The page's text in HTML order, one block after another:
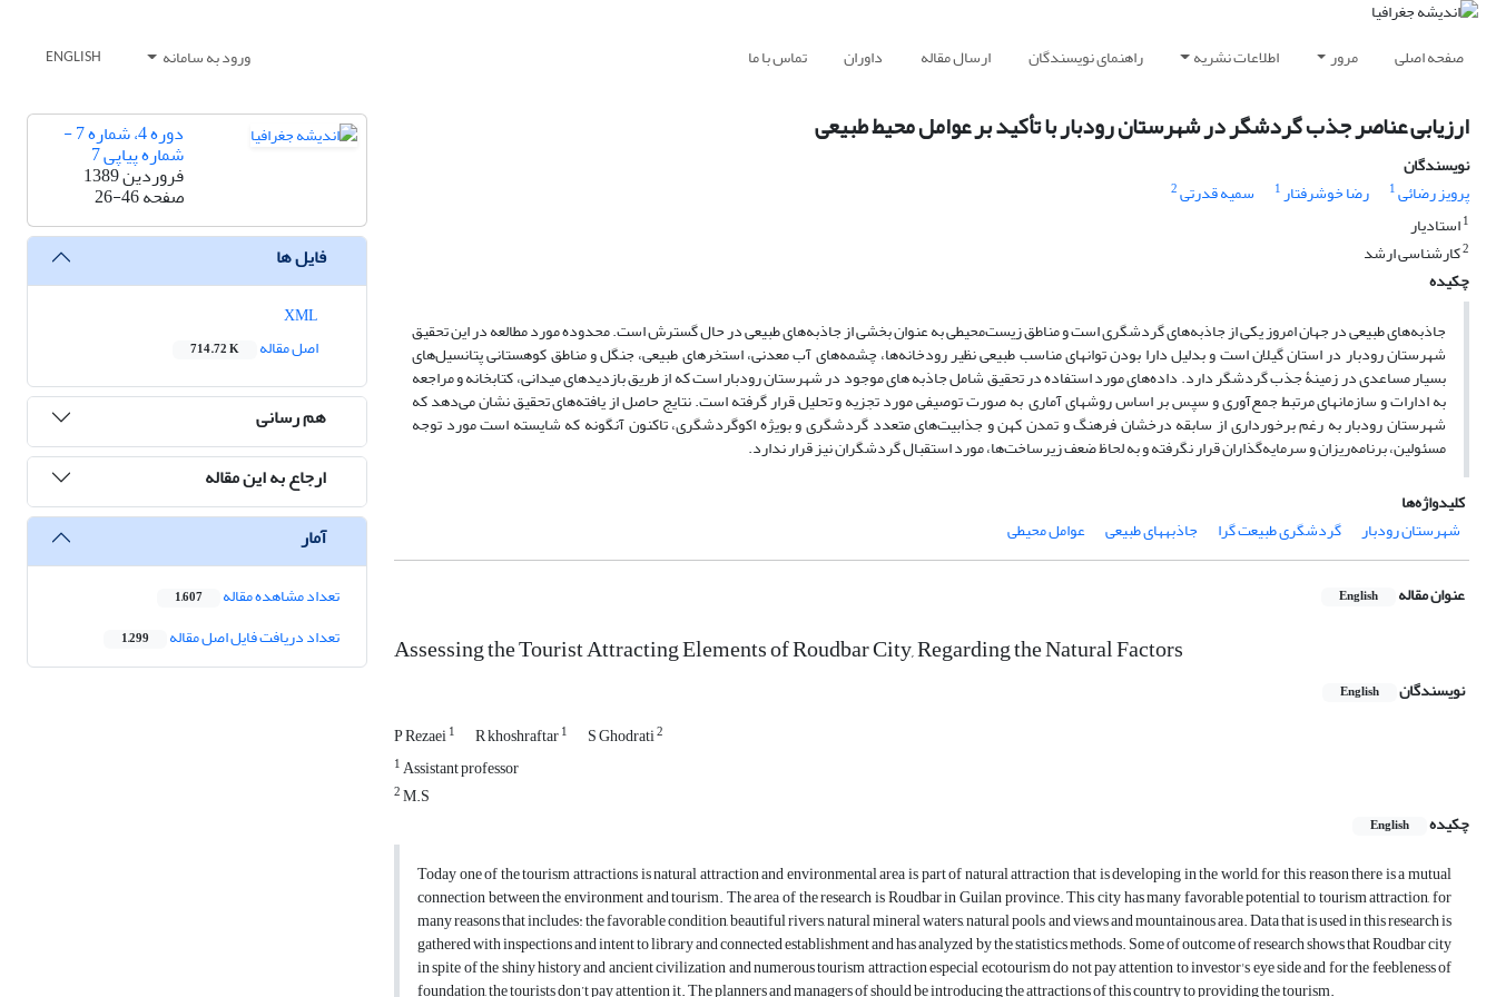
صفحه اصلی مرور اطلاعات نشریه راهنمای نویسندگان ارسال مقاله داوران تماس با ما ورود به سامانه ENGLISH
ارزیابی عناصر جذب گردشگر در شهرستان رودبار با تأکید بر عوامل محیط طبیعی
نویسندگان
پرویز رضائی1 رضا خوشرفتار1 سمیه قدرتی2
1استادیار
2کارشناسی ارشد
چکیده
جاذبه‌های طبیعی در جهان امروز یکی از جاذبه‌های گردشگری است و مناطق زیست‌محیطی به عنوان بخشی از جاذبه‌های طبیعی در حال گسترش است. محدوده مورد مطالعه در این تحقیق
شهرستان رودبار در استان گیلان است و بدلیل دارا بودن توانهای مناسب طبیعی نظیر رودخانه‌ها، چشمه‌های آب معدنی، استخرهای طبیعی، جنگل و مناطق کوهستانی پتانسیل‌های
بسیار مساعدی در زمینۀ جذب گردشگر دارد. داده‌های مورد استفاده در تحقیق شامل جاذبه های موجود در شهرستان رودبار است که از طریق بازدیدهای میدانی، کتابخانه و مراجعه
به ادارات و سازمانهای مرتبط جمع‌آوری و سپس بر اساس روشهای آماری به صورت توصیفی مورد تجزیه و تحلیل قرار گرفته است. نتایج حاصل از یافته‌های تحقیق نشان می‌دهد که
شهرستان رودبار به رغم برخورداری از سابقه درخشان فرهنگ و تمدن کهن و جذابیت‌های متعدد گردشگری و بویژه اکوگردشگری، تاکنون آنگونه که شایسته است مورد توجه
مسئولین، برنامه‌ریزان و سرمایه‌گذاران قرار نگرفته و به لحاظ ضعف زیرساخت‌ها، مورد استقبال گردشگران نیز قرار ندارد.
کلیدواژه‌ها
شهرستان رودبار
گردشگری طبیعت گرا جاذبههای طبیعی عوامل محیطی
عنوان مقاله English
Assessing the Tourist Attracting Elements of Roudbar City, Regarding the Natural Factors
نویسندگان English
P Rezaei1 R khoshraftar1 S Ghodrati2
1Assistant professor
2M.S
چکیده
English
Today one of the tourism attractions is natural attraction and environmental area is part of natural attraction that is developing in the world, for this reason there is a mutual
connection between the environment and tourism. The area of the research is Roudbar in Guilan province. This city has many favorable potential to tourism attraction, for
many reasons that includes: the favorable condition, beautiful rivers, natural mineral waters, natural pools and views and mountainous area. Data that is used in this research is
gathered with inspections and intent to library and connected establishment and has analyzed by the statistics methods. Some of outcome of research shows that Roudbar city
in spite of the shiny history and ancient civilization and numerous tourism attraction especial ecotourism do not pay attention to investor's eye side and for the feebleness of
دوره 4، شماره 7 -
شماره پیاپی 7
فروردین 1389
صفحه26-46
فایل ها
اصل مقاله
714.72 K
هم رسانی
ارجاع به این مقاله
آمار
تعداد مشاهده مقاله 1,607
تعداد دریافت فایل اصل مقاله 1,299